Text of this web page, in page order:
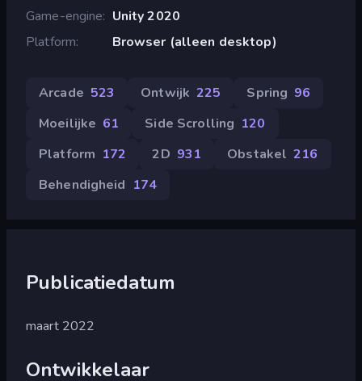
Game-engine
Unity 2020
Platform
Browser (alleen desktop)
Arcade 523 Ontwijk 225 Spring 96
Moeilijke 61 Side Scrolling 120
Platform 172 2D 931 Obstakel 216
Behendigheid 174
Publicatiedatum
maart 2022
Ontwikkelaar